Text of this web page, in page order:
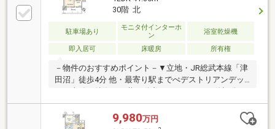
ンです● 約16.1帖のLDK●1418サイズの浴室●各洋室に
収納＋納戸＋シューズインクローゼット～令和８年3
月 内装工事完了～●ビルトインコンロ交換 ●全室クロ
ス貼替●ハウスクリーニング●建具、フローリングリペ
ア補修●照明交換
30階 北
駐車場あり
モニタ付インターホ
ン
浴室乾燥機
即入居可 床暖房 所有権
－物件のおすすめポイント－▼立地・JR総武本線「津
田沼」徒歩4分 他・最寄り駅までぺデストリアンデッ
譲・総戸数759戸の免震タワーマンション・SICなど、
豊富な収納を確保・24時間有人管理・各階にゴミステ
ーションを設置・ゲストルーム等の共用施設有・ペッ
9,980万円